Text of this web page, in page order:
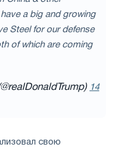
a big and growing
Steel for our defense
of which are coming
14
свою